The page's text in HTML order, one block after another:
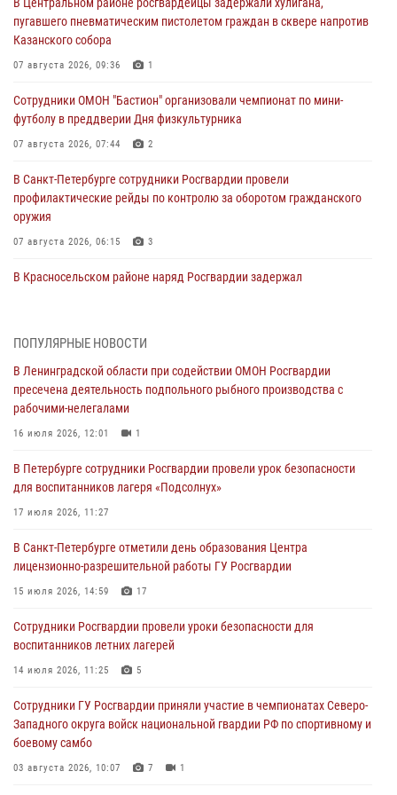
пугавшего пневматическим пистолетом граждан в сквере напротив
Казанского собора
07 августа 2026, 09:36 1
Сотрудники ОМОН "Бастион" организовали чемпионат по мини-
футболу в преддверии Дня физкультурника
07 августа 2026, 07:44 2
В Санкт-Петербурге сотрудники Росгвардии провели
профилактические рейды по контролю за оборотом гражданского
оружия
07 августа 2026, 06:15 3
В Красносельском районе наряд Росгвардии задержал
06 августа 2026, 13:39 1
В Центральном районе росгвардейцы оперативно задержали
хулигана, стрелявшего из пускового устройства рядом с жилыми
домами
06 августа 2026, 11:36
Сотрудники и военнослужащие Росгвардии обеспечили
правопорядок при проведении матча "Зенит" - "Балтика"
06 августа 2026, 07:30
В Выборгском районе наряд Росгвардии обнаружил
разыскиваемый преступный автотранспорт
05 августа 2026, 12:25 2
Петербургские росгвардейцы обнаружили объявленный в розыск
автомобиль, ранее использовавшийся при совершении кражи в
Ленобласти
ПОПУЛЯРНЫЕ НОВОСТИ
В Ленинградской области при содействии ОМОН Росгвардии
пресечена деятельность подпольного рыбного производства с
рабочими-нелегалами
16 июля 2026, 12:01 1
В Петербурге сотрудники Росгвардии провели урок безопасности
для воспитанников лагеря «Подсолнух»
17 июля 2026, 11:27
В Санкт-Петербурге отметили день образования Центра
лицензионно-разрешительной работы ГУ Росгвардии
15 июля 2026, 14:59 17
Сотрудники Росгвардии провели уроки безопасности для
воспитанников летних лагерей
14 июля 2026, 11:25 5
Сотрудники ГУ Росгвардии приняли участие в чемпионатах Северо-
Западного округа войск национальной гвардии РФ по спортивному и
боевому самбо
03 августа 2026, 10:07 7 1